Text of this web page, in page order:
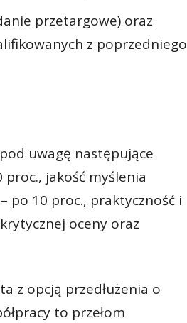
przetargowe) oraz
z poprzedniego
uwagę następujące
jakość myślenia
po 10 proc., praktyczność i
oceny oraz
z opcją przedłużenia o
to przełom